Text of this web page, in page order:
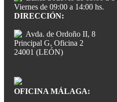
Viernes de 09:00 a 14:00 hs.
DIRECCIÓN:
Avda. de Ordoño II, 8
Principal G, Oficina 2
24001 (LEÓN)
OFICINA MÁLAGA: